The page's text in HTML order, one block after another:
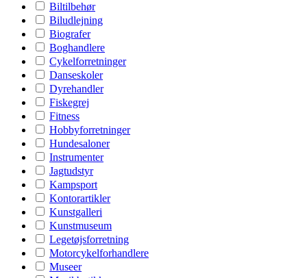
Biltilbehør
Biludlejning
Biografer
Boghandlere
Cykelforretninger
Danseskoler
Dyrehandler
Fiskegrej
Fitness
Hobbyforretninger
Hundesaloner
Instrumenter
Jagtudstyr
Kampsport
Kontorartikler
Kunstgalleri
Kunstmuseum
Legetøjsforretning
Motorcykelforhandlere
Museer